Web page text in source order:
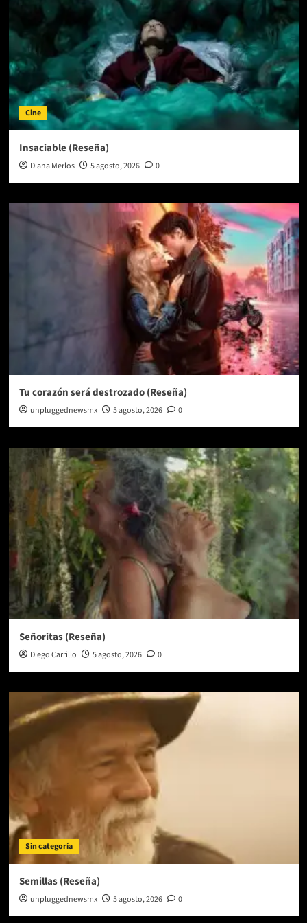
Cine
Insaciable (Reseña)
Diana Merlos 5 agosto, 2026 0
Tu corazón será destrozado (Reseña)
unpluggednewsmx 5 agosto, 2026 0
Señoritas (Reseña)
Diego Carrillo 5 agosto, 2026 0
Sin categoría
Semillas (Reseña)
unpluggednewsmx 5 agosto, 2026 0